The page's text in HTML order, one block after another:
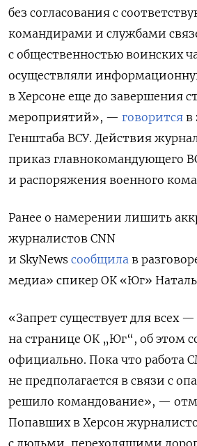
без согласования с
командирами и службами
с общественностью воинских
осуществляли
в Херсоне еще до завершения
мероприятий», — говорится в
Генштаба ВСУ. Действия
приказ главнокомандующего
и распоряжения военного
Ранее о намерении лишить
журналистов CNN
и SkyNews сообщила в
медиа» спикер ОК «Юг»
«Запрет существует для всех
на странице ОК „Юг“, об этом
официально. Пока что работа
не предполагается в связи с
решило командование», —
Попавших в Херсон
с людьми, переходящими